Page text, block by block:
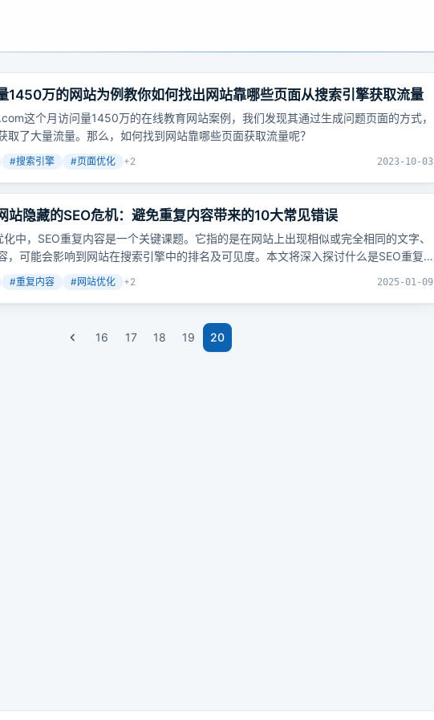
1450万的网站为例教你如何找出网站靠哪些页面从搜索引擎获取流量
这个月访问量1450万的在线教育网站案例，我们发现其通过生成问题页面的方式，
取了大量流量。那么，如何找到网站靠哪些页面获取流量呢？
#搜索引擎 #页面优化 +2 2023-10-03
站隐藏的SEO危机：避免重复内容带来的10大常见错误
中，SEO重复内容是一个关键课题。它指的是在网站上出现相似或完全相同的文字、
，可能会影响到网站在搜索引擎中的排名及可见度。本文将深入探讨什么是SEO重复
对网站的影响，并提供一些识别、处理和避免这个问题的方法，帮助提升网站品质、
#重复内容 #网站优化 +2 2025-01-09
16 17 18 19 20